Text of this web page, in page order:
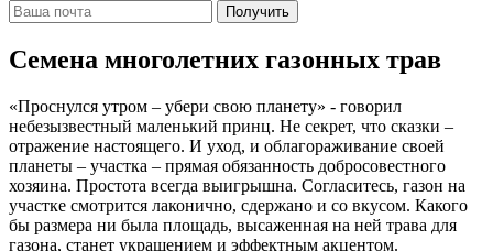
Получить
Семена многолетних газонных трав
«Проснулся утром – убери свою планету» - говорил
небезызвестный маленький принц. Не секрет, что сказки –
отражение настоящего. И уход, и облагораживание своей
планеты – участка – прямая обязанность добросовестного
хозяина. Простота всегда выигрышна. Согласитесь, газон на
участке смотрится лаконично, сдержано и со вкусом. Какого
бы размера ни была площадь, высаженная на ней трава для
газона, станет украшением и эффектным акцентом.